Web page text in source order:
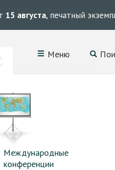
15 августа, печатный
Меню
Международные
конференции